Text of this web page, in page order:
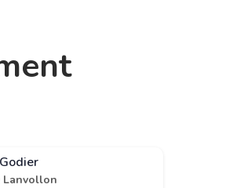
Lanvollon